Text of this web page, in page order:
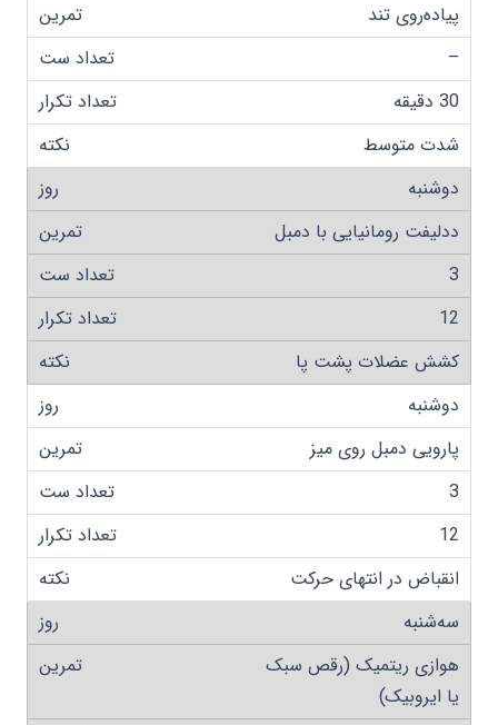
پیاده‌روی تند
–
30 دقیقه
شدت متوسط
دوشنبه
ددلیفت رومانیایی با دمبل
3
12
کشش عضلات پشت پا
دوشنبه
پارویی دمبل روی میز
3
12
انقباض در انتهای حرکت
سه‌شنبه
هوازی ریتمیک (رقص سبک
یا ایروبیک)